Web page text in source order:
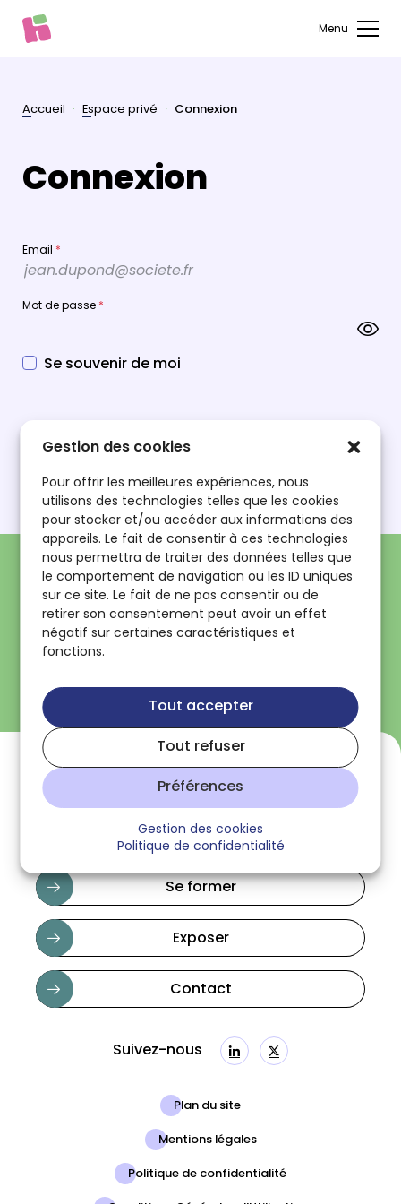
Gestion des cookies
Pour offrir les meilleures expériences, nous
utilisons des technologies telles que les cookies
pour stocker et/ou accéder aux informations des
appareils. Le fait de consentir à ces technologies
nous permettra de traiter des données telles que
le comportement de navigation ou les ID uniques
sur ce site. Le fait de ne pas consentir ou de
retirer son consentement peut avoir un effet
négatif sur certaines caractéristiques et
fonctions.
Tout accepter
Tout refuser
Préférences
Gestion des cookies
Politique de confidentialité
Menu
Accueil Espace privé Connexion
Connexion
Email *
Mot de passe *
Se souvenir de moi
Première connexion ?
Se connecter
Pas encore inscrit ?
Se former
Exposer
Contact
Suivez-nous LinkedinTwitter
Plan du site
Mentions légales
Politique de confidentialité